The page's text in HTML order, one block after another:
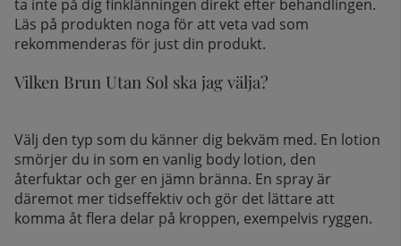
ta inte på dig finklänningen direkt efter behandlingen.
Läs på produkten noga för att veta vad som
rekommenderas för just din produkt.
Vilken Brun Utan Sol ska jag välja?
Välj den typ som du känner dig bekväm med. En lotion
smörjer du in som en vanlig body lotion, den
återfuktar och ger en jämn bränna. En spray är
däremot mer tidseffektiv och gör det lättare att
komma åt flera delar på kroppen, exempelvis ryggen.